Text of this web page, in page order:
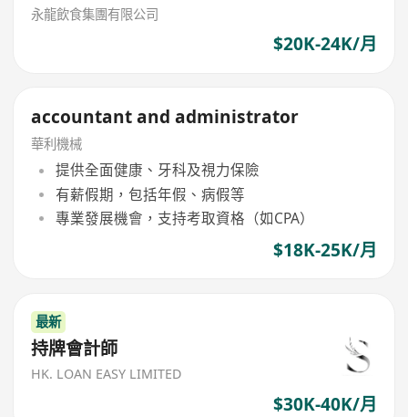
永龍飲食集團有限公司
$20K-24K/月
accountant and administrator
華利機械
提供全面健康、牙科及視力保險
有薪假期，包括年假、病假等
專業發展機會，支持考取資格（如CPA）
$18K-25K/月
最新
持牌會計師
HK. LOAN EASY LIMITED
$30K-40K/月